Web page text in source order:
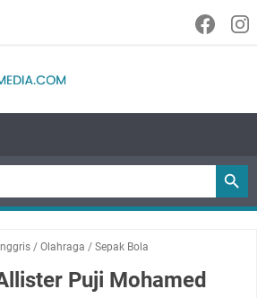
/ Olahraga / Sepak Bola
Puji Mohamed